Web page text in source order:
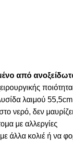
από
λαιμού 55,5cm
νερό, δεν μαυρίζει
με αλλεργίες
με άλλα κολιέ ή να